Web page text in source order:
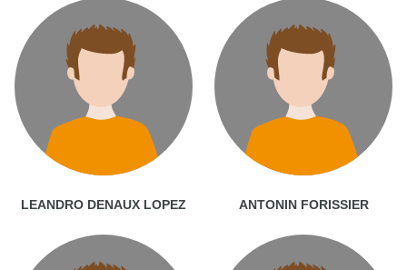
LEANDRO DENAUX LOPEZ ANTONIN FORISSIER